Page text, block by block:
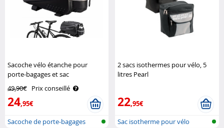
Sacoche vélo étanche pour
porte-bagages et sac
bandoulière 10 L XCase
49,90€ Prix conseillé
24,95€
Sacoche de porte-bagages
2 sacs isothermes pour vélo, 5
litres Pearl
22,95€
Sac isotherme pour vélo